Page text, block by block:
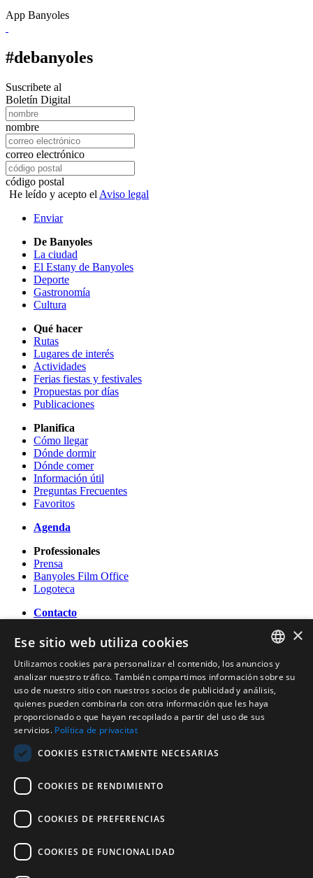
App Banyoles
#debanyoles
Suscribete al
Boletín Digital
nombre
correo electrónico
código postal
He leído y acepto el Aviso legal
Enviar
De Banyoles
La ciudad
El Estany de Banyoles
Deporte
Gastronomía
Cultura
Qué hacer
Rutas
Lugares de interés
Actividades
Ferias fiestas y festivales
Propuestas por días
Publicaciones
Planifica
Cómo llegar
Dónde dormir
Dónde comer
Información útil
Preguntas Frecuentes
Favoritos
Agenda
Professionales
Prensa
Banyoles Film Office
Logoteca
Contacto
OFICINA DE TURISMO DE BANYOLES
Passeig Darder - Pesquera núm. 10
17820 Banyoles (Girona)
Tel. (0034) 972 583 470
turisme@ajbanyoles.org
whatsapp 690 853 395
Síguenos
CATALAN
ENGLISH
FRENCH
×
Ese sitio web utiliza cookies
Utilizamos cookies para personalizar el contenido, los anuncios y
analizar nuestro tráfico. También compartimos información sobre su
uso de nuestro sitio con nuestros socios de publicidad y análisis,
quienes pueden combinarla con otra información que les haya
proporcionado o que hayan recopilado a partir del uso de sus
servicios. Política de privacitat
COOKIES ESTRICTAMENTE NECESARIAS
COOKIES DE RENDIMIENTO
COOKIES DE PREFERENCIAS
COOKIES DE FUNCIONALIDAD